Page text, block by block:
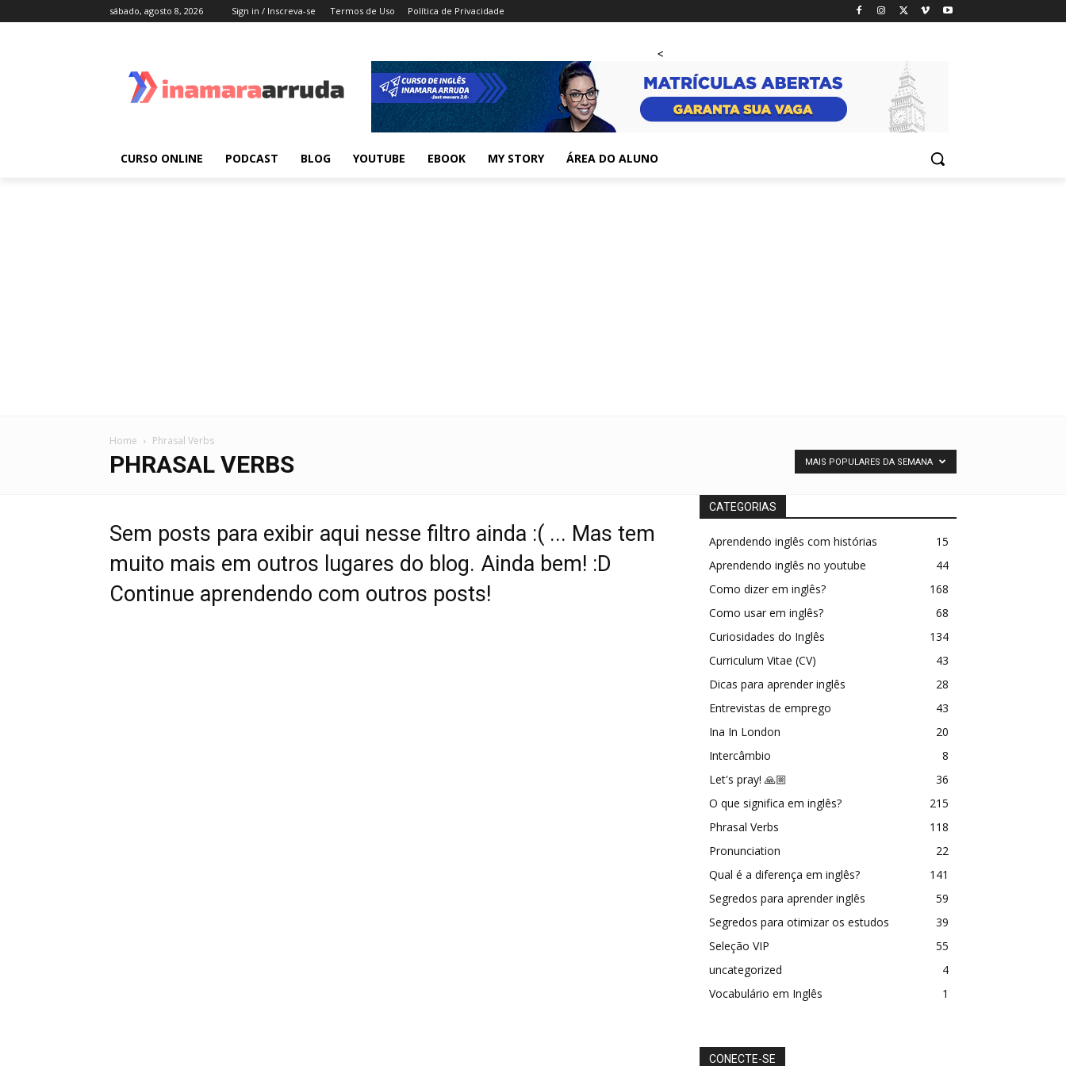
sábado, agosto 8, 2026 Sign in / Inscreva-se Termos de Uso Política de Privacidade
<
CURSO ONLINE PODCAST BLOG YOUTUBE EBOOK MY STORY ÁREA DO ALUNO
Home Phrasal Verbs
PHRASAL VERBS MAIS POPULARES DA SEMANA
Sem posts para exibir aqui nesse filtro ainda :( ... Mas tem
muito mais em outros lugares do blog. Ainda bem! :D
Continue aprendendo com outros posts!
CATEGORIAS
Aprendendo inglês com histórias
15
Aprendendo inglês no youtube
44
Como dizer em inglês?
168
Como usar em inglês?
68
Curiosidades do Inglês
134
Curriculum Vitae (CV)
43
Dicas para aprender inglês
28
Entrevistas de emprego
43
Ina In London
20
Intercâmbio
8
Let's pray! 🙏🏼
36
O que significa em inglês?
215
Phrasal Verbs
118
Pronunciation
22
Qual é a diferença em inglês?
141
Segredos para aprender inglês
59
Segredos para otimizar os estudos
39
Seleção VIP
55
uncategorized
4
Vocabulário em Inglês
1
CONECTE-SE